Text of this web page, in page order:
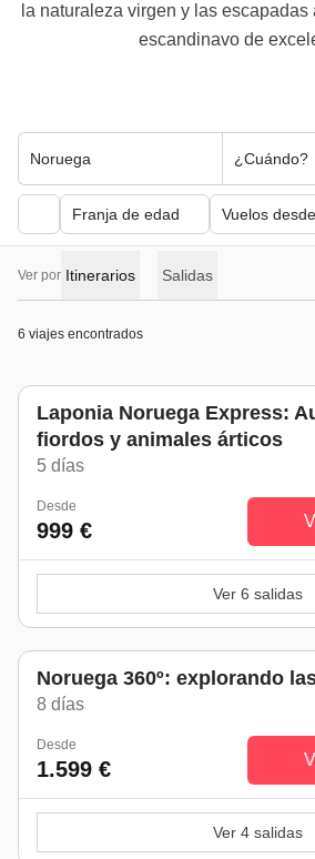
la naturaleza virgen y las
escandinavo de
Noruega ¿Cuándo?
Franja de edad Vuelos desde
Ver por Itinerarios Salidas
6 viajes encontrados
Laponia Noruega Express:
fiordos y animales árticos
5 días
Desde
999 €
Ver 6 salidas
De mayo a septiembre
Noruega 360º: explorando
8 días
Desde
1.599 €
Ver 4 salidas